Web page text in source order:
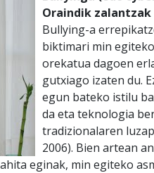
Oraindik
Bullying-a
biktimari min
orekatua dagoen
gutxiago izaten du.
egun bateko istilu
da eta teknologia
tradizionalaren
2006). Bien artean
eginak, min egiteko